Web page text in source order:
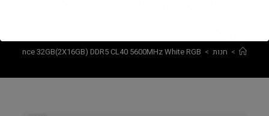
> חנות >
32GB(2X16GB) DDR5 CL40 5600MHz White RGB